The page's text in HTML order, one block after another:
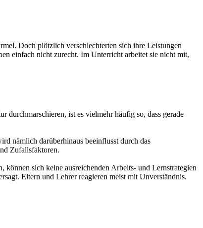
Doch plötzlich verschlechterten sich ihre Leistungen
einfach nicht zurecht. Im Unterricht arbeitet sie nicht mit,
ist es vielmehr häufig so, dass gerade
nämlich darüberhinaus beeinflusst durch das
Zufallsfaktoren.
sich keine ausreichenden Arbeits- und Lernstrategien
Eltern und Lehrer reagieren meist mit Unverständnis.